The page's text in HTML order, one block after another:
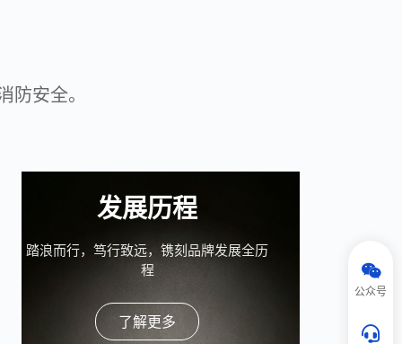
安全。
发展历程
踏浪而行，笃行致远，镌刻品牌发展全历
程
了解更多
公众号